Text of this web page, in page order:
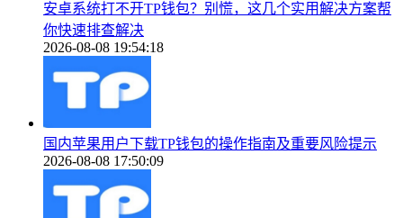
安卓系统打不开TP钱包？别慌，这几个实用解决方案帮
你快速排查解决
2026-08-08 19:54:18
国内苹果用户下载TP钱包的操作指南及重要风险提示
2026-08-08 17:50:09